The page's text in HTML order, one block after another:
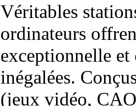
Véritables
ordinateurs
exceptionnelle et
inégalées.
(jeux vidéo,